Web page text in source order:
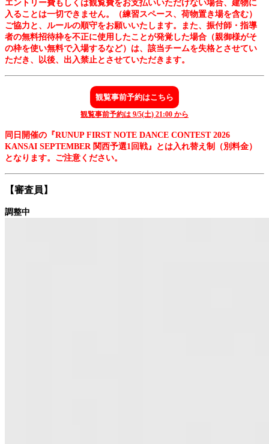
エントリー費もしくは観覧費をお支払いいただけない場合、建物に
入ることは一切できません。（練習スペース、荷物置き場を含む）
ご協力と、ルールの順守をお願いいたします。また、 振付師・指導
者の無料招待枠を不正に使用したことが発覚した場合（親御様がそ
の枠を使い無料で入場するなど）は、該当チームを失格とさせてい
ただき、以後、出入禁止とさせていただきます。
観覧事前予約はこちら
観覧事前予約は 9/5(土) 21:00 から
同日開催の『RUNUP FIRST NOTE DANCE CONTEST 2026
KANSAI SEPTEMBER 関西予選1回戦』とは入れ替え制（別料金）
となります。ご注意ください。
【審査員】
調整中